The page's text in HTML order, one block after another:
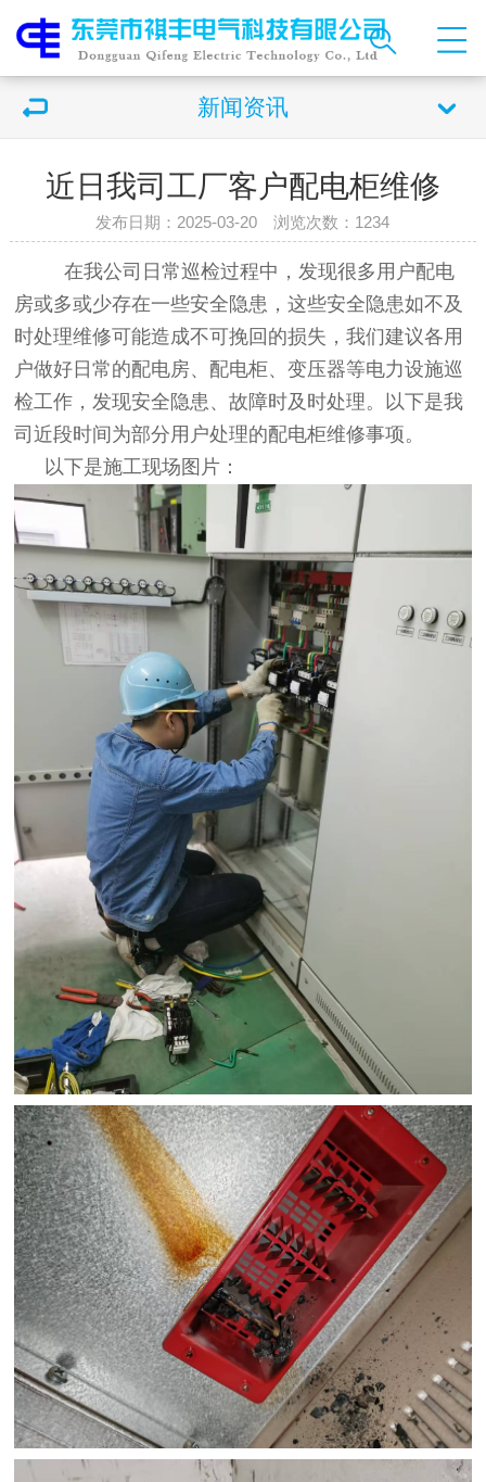
新闻资讯
近日我司工厂客户配电柜维修
发布日期：2025-03-20 浏览次数： 1234
在我公司日常巡检过程中，发现很多用户配电
房或多或少存在一些安全隐患，这些安全隐患如不及
时处理维修可能造成不可挽回的损失，我们建议各用
户做好日常的配电房、配电柜、变压器等电力设施巡
检工作，发现安全隐患、故障时及时处理。以下是我
司近段时间为部分用户处理的配电柜维修事项。
以下是施工现场图片：